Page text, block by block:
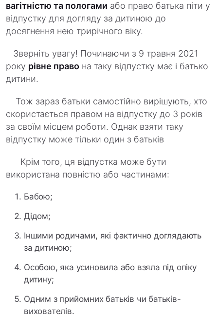
вагітністю та пологами або право батька піти у
відпустку для догляду за дитиною до
досягнення нею трирічного віку.
Зверніть увагу! Починаючи з 9 травня 2021
року рівне право на таку відпустку має і батько
дитини.
Тож зараз батьки самостійно вирішують, хто
скористається правом на відпустку до 3 років
за своїм місцем роботи. Однак взяти таку
відпустку може тільки один з батьків
Крім того, ця відпустка може бути
використана повністю або частинами:
Бабою;
Дідом;
Іншими родичами, які фактично доглядають
за дитиною;
Особою, яка усиновила або взяла під опіку
дитину;
Одним з прийомних батьків чи батьків-
вихователів.